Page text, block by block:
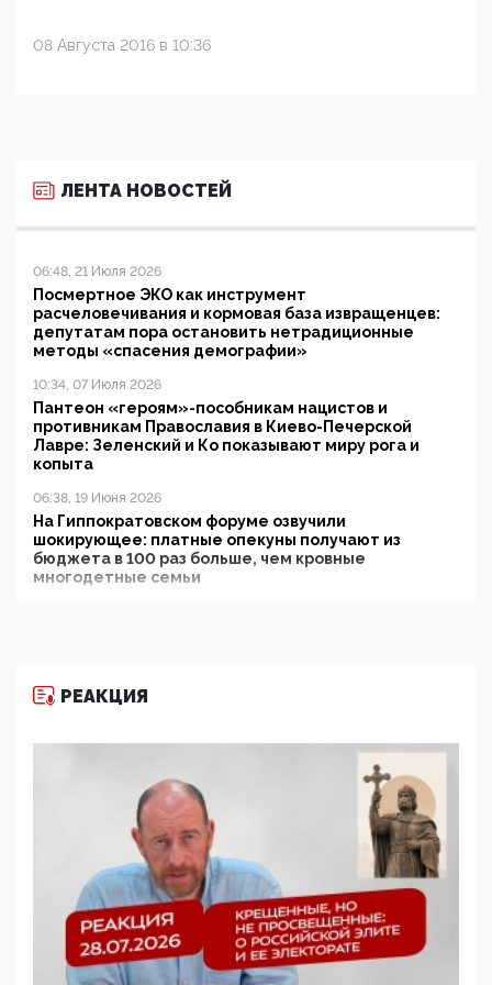
08 Августа 2016 в 10:36
ЛЕНТА НОВОСТЕЙ
06:48, 21 Июля 2026
Посмертное ЭКО как инструмент
расчеловечивания и кормовая база извращенцев:
депутатам пора остановить нетрадиционные
методы «спасения демографии»
10:34, 07 Июля 2026
Пантеон «героям»-пособникам нацистов и
противникам Православия в Киево-Печерской
Лавре: Зеленский и Ко показывают миру рога и
копыта
06:38, 19 Июня 2026
На Гиппократовском форуме озвучили
шокирующее: платные опекуны получают из
бюджета в 100 раз больше, чем кровные
многодетные семьи
11:53, 09 Июня 2026
деятельность ИИТО ЮНЕСКО в России, но
цифроглобалисты продолжают определять
повестку в образовании
09:43, 01 Июня 2026
5G за счет здоровья граждан: Минцифры намерено
отобрать у регионов и муниципалитетов право
защищать жилые дома и социальные объекты от
05:58, 26 Мая 2026
Роскомнадзор освободили от борца с
деструктивным и опасным контентом
РЕАКЦИЯ